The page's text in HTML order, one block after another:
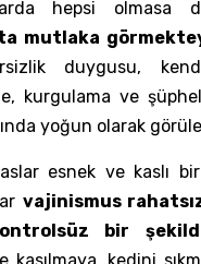
hepsi olmasa
mutlaka
duygusu,
kurgulama ve
yoğun olarak
esnek ve kaslı
vajinismus
bir